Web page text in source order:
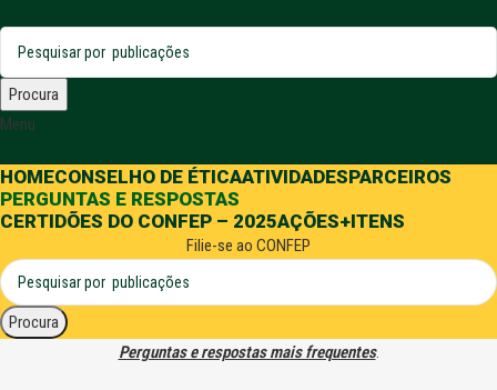
Procura
Menu
HOMECONSELHO DE ÉTICAATIVIDADESPARCEIROS
PERGUNTAS E RESPOSTAS
CERTIDÕES DO CONFEP – 2025AÇÕES+ITENS
Filie-se ao CONFEP
Procura
Perguntas e respostas mais frequentes.